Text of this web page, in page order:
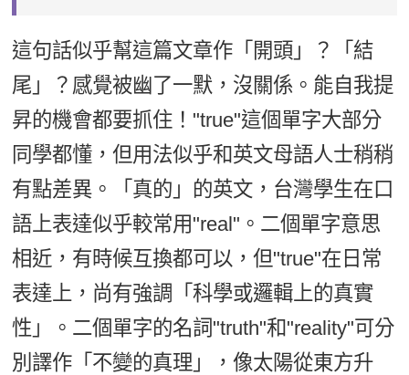
這句話似乎幫這篇文章作「開頭」？「結
尾」？感覺被幽了一默，沒關係。能自我提
昇的機會都要抓住！"true"這個單字大部分
同學都懂，但用法似乎和英文母語人士稍稍
有點差異。「真的」的英文，台灣學生在口
語上表達似乎較常用"real"。二個單字意思
相近，有時候互換都可以，但"true"在日常
表達上，尚有強調「科學或邏輯上的真實
性」。二個單字的名詞"truth"和"reality"可分
別譯作「不變的真理」，像太陽從東方升